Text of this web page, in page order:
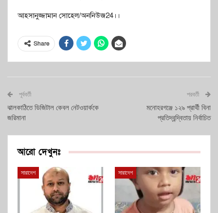
আহসানুজ্জামান সোহেল/অননিউজ24।।
Share
পূর্ববর্তী
ঝালকাঠিতে ডিজিটাল কেবল নেটওয়ার্ককে
জরিমানা
পরবর্তী
মনোহরগঞ্জে ১২৯ প্রার্থী বিনা
প্রতিদ্বন্দ্বিতায় নির্বাচিত
আরো দেখুনঃ
সারাদেশ সারাদেশ